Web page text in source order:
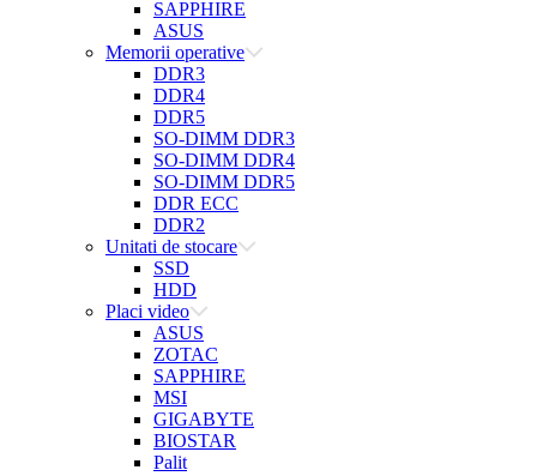
SAPPHIRE
ASUS
Memorii operative
DDR3
DDR4
DDR5
SO-DIMM DDR3
SO-DIMM DDR4
SO-DIMM DDR5
DDR ECC
DDR2
Unitati de stocare
SSD
HDD
Placi video
ASUS
ZOTAC
SAPPHIRE
MSI
GIGABYTE
BIOSTAR
Palit